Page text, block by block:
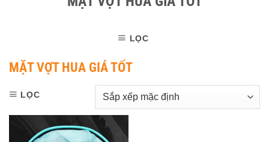
LỌC
MẶT VỢT HUA GIÁ TỐT
LỌC